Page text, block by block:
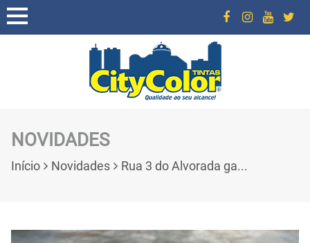
NOVIDADES
Início Novidades Rua 3 do Alvorada ga...